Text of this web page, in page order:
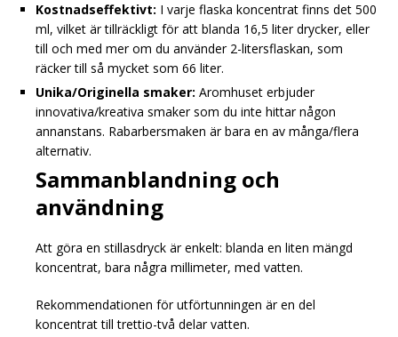
Kostnadseffektivt: I varje flaska koncentrat finns det 500
ml, vilket är tillräckligt för att blanda 16,5 liter drycker, eller
till och med mer om du använder 2-litersflaskan, som
räcker till så mycket som 66 liter.
Unika/Originella smaker: Aromhuset erbjuder
innovativa/kreativa smaker som du inte hittar någon
annanstans. Rabarbersmaken är bara en av många/flera
alternativ.
Sammanblandning och
användning
Att göra en stillasdryck är enkelt: blanda en liten mängd
koncentrat, bara några millimeter, med vatten.
Rekommendationen för utförtunningen är en del
koncentrat till trettio-två delar vatten.